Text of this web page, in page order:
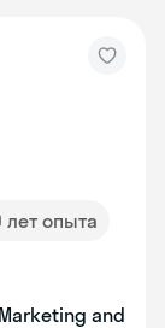
лет опыта
and